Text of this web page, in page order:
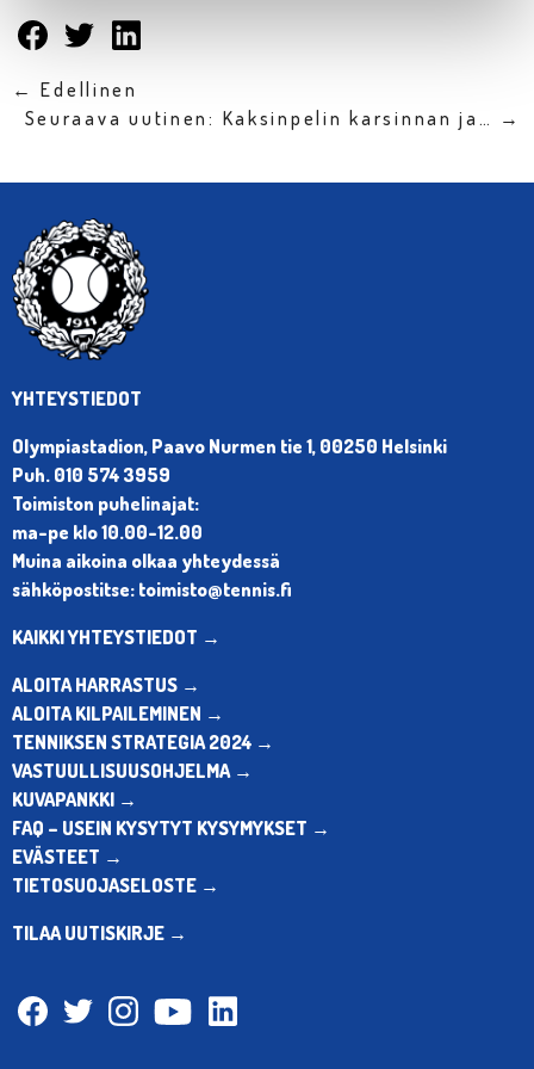
← Edellinen
Seuraava uutinen: Kaksinpelin karsinnan ja… →
YHTEYSTIEDOT
Olympiastadion, Paavo Nurmen tie 1, 00250 Helsinki
Puh. 010 574 3959
Toimiston puhelinajat:
ma-pe klo 10.00-12.00
Muina aikoina olkaa yhteydessä
sähköpostitse: toimisto@tennis.fi
KAIKKI YHTEYSTIEDOT →
ALOITA HARRASTUS →
ALOITA KILPAILEMINEN →
TENNIKSEN STRATEGIA 2024 →
VASTUULLISUUSOHJELMA →
KUVAPANKKI →
FAQ – USEIN KYSYTYT KYSYMYKSET →
EVÄSTEET →
TIETOSUOJASELOSTE →
TILAA UUTISKIRJE →